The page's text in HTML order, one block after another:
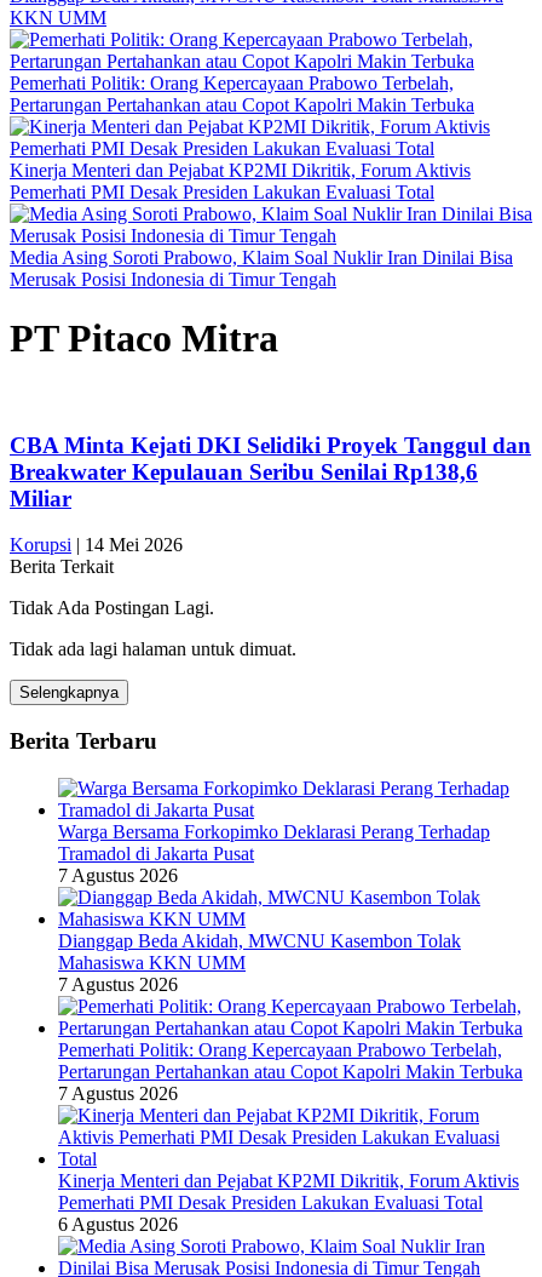
KKN UMM
Pemerhati Politik: Orang Kepercayaan Prabowo Terbelah,
Pertarungan Pertahankan atau Copot Kapolri Makin Terbuka
Kinerja Menteri dan Pejabat KP2MI Dikritik, Forum Aktivis
Pemerhati PMI Desak Presiden Lakukan Evaluasi Total
Media Asing Soroti Prabowo, Klaim Soal Nuklir Iran Dinilai Bisa
Merusak Posisi Indonesia di Timur Tengah
PT Pitaco Mitra
CBA Minta Kejati DKI Selidiki Proyek Tanggul dan
Breakwater Kepulauan Seribu Senilai Rp138,6
Miliar
Korupsi | 14 Mei 2026
Berita Terkait
Tidak Ada Postingan Lagi.
Tidak ada lagi halaman untuk dimuat.
Selengkapnya
Berita Terbaru
Warga Bersama Forkopimko Deklarasi Perang Terhadap
Tramadol di Jakarta Pusat
7 Agustus 2026
Dianggap Beda Akidah, MWCNU Kasembon Tolak
Mahasiswa KKN UMM
7 Agustus 2026
Pemerhati Politik: Orang Kepercayaan Prabowo Terbelah,
Pertarungan Pertahankan atau Copot Kapolri Makin Terbuka
7 Agustus 2026
Kinerja Menteri dan Pejabat KP2MI Dikritik, Forum Aktivis
Pemerhati PMI Desak Presiden Lakukan Evaluasi Total
6 Agustus 2026